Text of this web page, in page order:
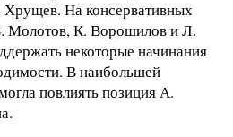
На консервативных
Молотов, К. Ворошилов и Л.
некоторые начинания
В наибольшей
повлиять позиция А.